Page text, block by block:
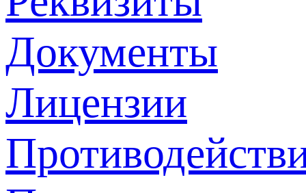
Документы
Лицензии